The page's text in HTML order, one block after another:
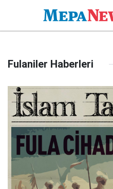
Fulaniler Haberleri